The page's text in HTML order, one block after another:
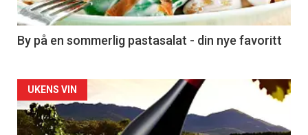
-
5
By på en sommerlig pastasalat - din nye favoritt
Forsiden
akkurat
UKENS VIN